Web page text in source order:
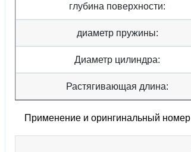
глубина поверхности:
диаметр пружины:
Диаметр цилиндра:
Растягивающая длина:
Применение и орингинальный номер